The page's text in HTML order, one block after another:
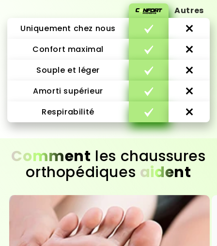
Autres
Uniquement chez nous
Confort maximal
Souple et léger
Amorti supérieur
Respirabilité
Comment les chaussures
orthopédiques aident